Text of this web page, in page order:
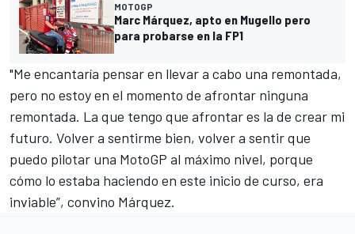
MOTOGP
Marc Márquez, apto en Mugello pero
para probarse en la FP1
"Me encantaría pensar en llevar a cabo una remontada,
pero no estoy en el momento de afrontar ninguna
remontada. La que tengo que afrontar es la de crear mi
futuro. Volver a sentirme bien, volver a sentir que
puedo pilotar una MotoGP al máximo nivel, porque
cómo lo estaba haciendo en este inicio de curso, era
inviable”, convino Márquez.